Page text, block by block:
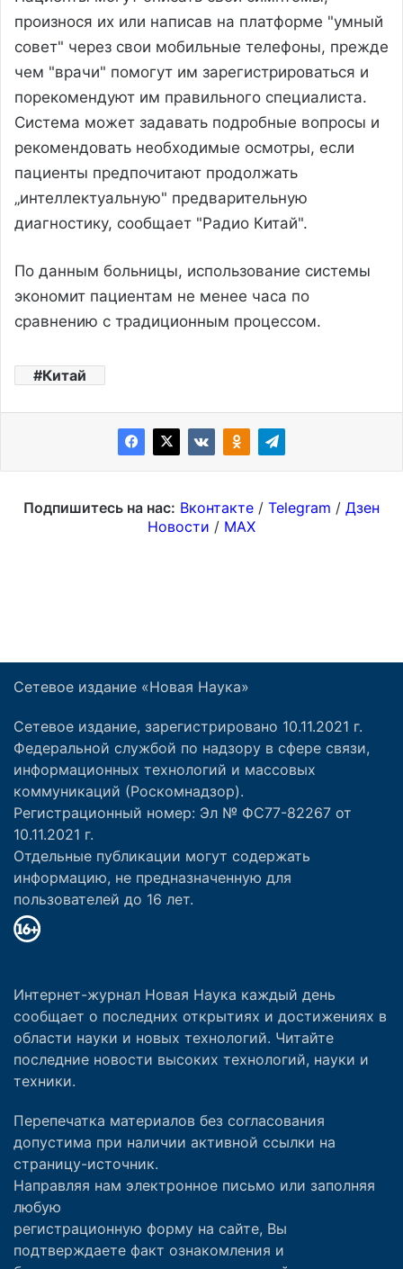
Сетевое издание «Новая Наука»
Сетевое издание, зарегистрировано 10.11.2021 г.
Федеральной службой по надзору в сфере связи,
информационных технологий и массовых
коммуникаций (Роскомнадзор).
Регистрационный номер: Эл № ФС77-82267 от
10.11.2021 г.
Отдельные публикации могут содержать
информацию, не предназначенную для
пользователей до 16 лет.
Интернет-журнал Новая Наука каждый день
сообщает о последних открытиях и достижениях в
области науки и новых технологий. Читайте
последние новости высоких технологий, науки и
техники.
Перепечатка материалов без согласования
допустима при наличии активной ссылки на
страницу-источник.
Направляя нам электронное письмо или заполняя
любую
регистрационную форму на сайте, Вы
подтверждаете факт ознакомления и